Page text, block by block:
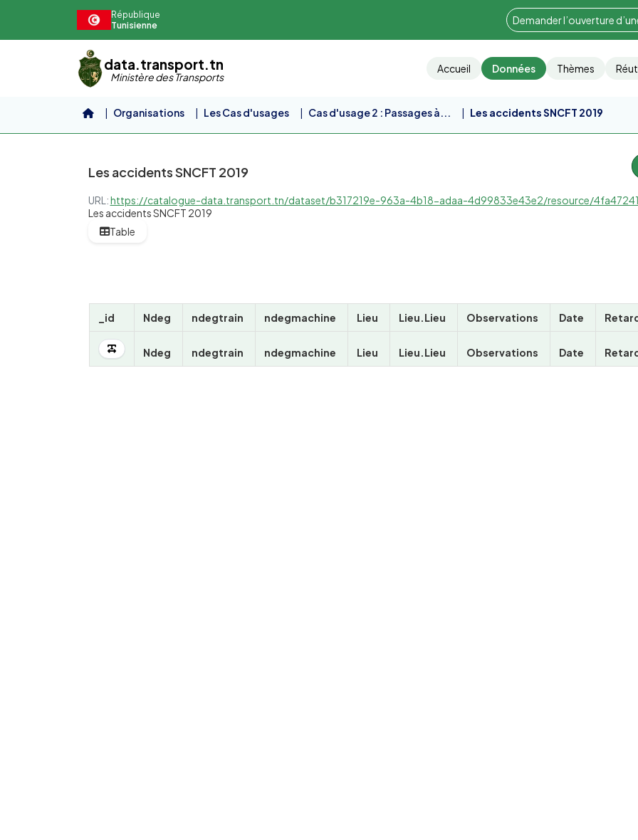
République
Tunisienne
Demander l’ouverture
data.transport.tn
Ministère des Transports
Accueil Données Thèmes
Organisations Les Cas d'usages Cas d'usage 2 : Passages à... Les accidents SNCFT 2019
Les accidents SNCFT 2019
URL:https://catalogue-data.transport.tn/dataset/b317219e-963a-4b18-adaa-4d99833e43e2/resource/4fa47241-37ad-4b55-8ad0-3196e6f2240a/download/b317219e-963a-
Les accidents SNCFT 2019
Table